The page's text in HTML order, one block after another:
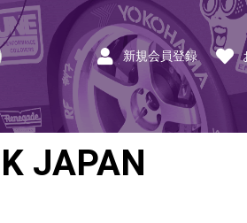
新規会員登録
JAPAN